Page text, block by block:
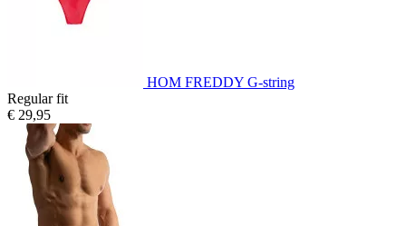
HOM FREDDY G-string
Regular fit
€ 29,95